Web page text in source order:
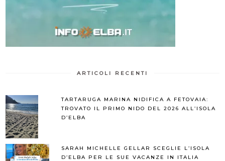
ARTICOLI RECENTI
TARTARUGA MARINA NIDIFICA A FETOVAIA:
TROVATO IL PRIMO NIDO DEL 2026 ALL’ISOLA
D’ELBA
SARAH MICHELLE GELLAR SCEGLIE L’ISOLA
D’ELBA PER LE SUE VACANZE IN ITALIA